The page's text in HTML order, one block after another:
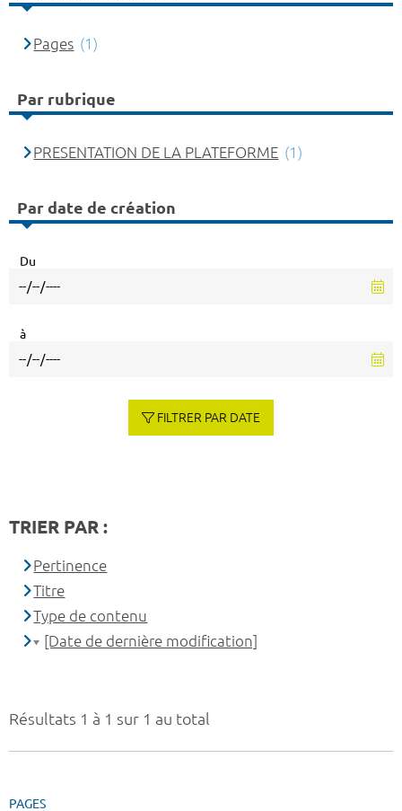
Résultats 1 à 1 sur 1 au total
PAGES
Pages (1)
Par rubrique
PRESENTATION DE LA PLATEFORME (1)
Par date de création
Du
à
FILTRER PAR DATE
TRIER PAR :
Pertinence
Titre
Type de contenu
[Date de dernière modification]